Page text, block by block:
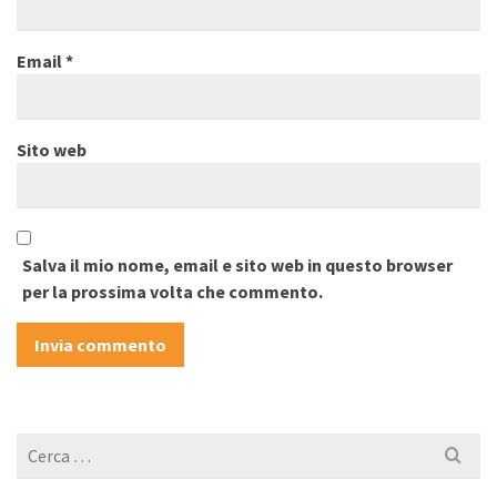
Email*
Sito web
Salva il mio nome, email e sito web in questo browser
per la prossima volta che commento.
Cerca